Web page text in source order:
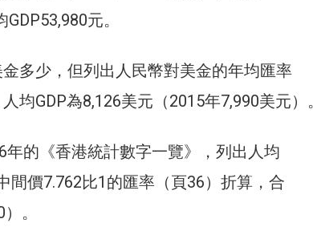
元。
多少，但列出人民幣對美金的年均匯率
均GDP為8,126美元（2015年7,990美元）。
的《香港統計數字一覽》，列出人均
間價7.762比1的匯率（頁36）折算，合
。